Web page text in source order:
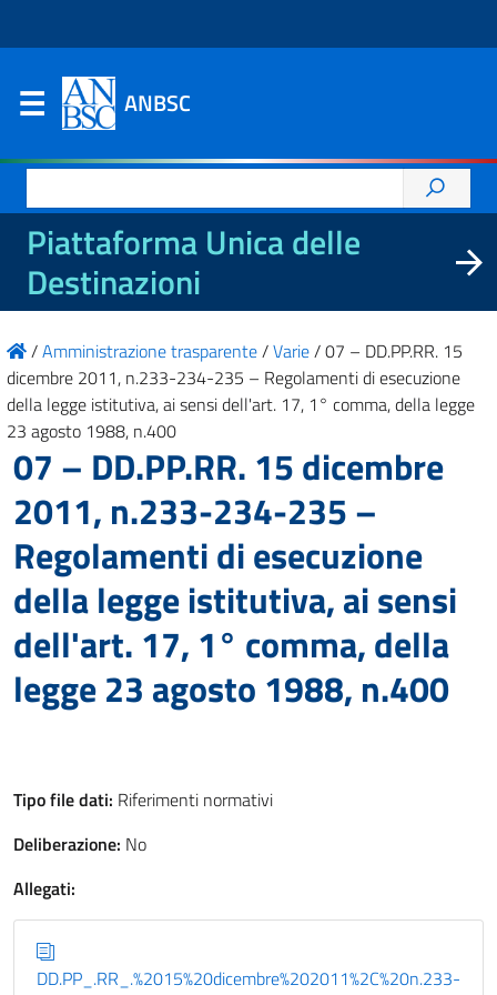
ANBSC
per:
Piattaforma Unica delle
Destinazioni
/Amministrazione trasparente/Varie/07 – DD.PP.RR. 15
dicembre 2011, n.233-234-235 – Regolamenti di esecuzione
della legge istitutiva, ai sensi dell'art. 17, 1° comma, della legge
23 agosto 1988, n.400
07 – DD.PP.RR. 15 dicembre
2011, n.233-234-235 –
Regolamenti di esecuzione
della legge istitutiva, ai sensi
dell'art. 17, 1° comma, della
legge 23 agosto 1988, n.400
Tipo file dati: Riferimenti normativi
Deliberazione: No
Allegati:
DD.PP_.RR_.%2015%20dicembre%202011%2C%20n.233-